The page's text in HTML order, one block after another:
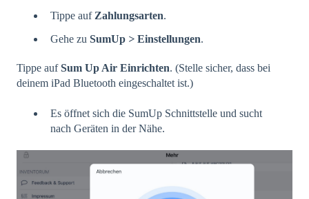
Tippe auf Zahlungsarten.
Gehe zu SumUp > Einstellungen.
Tippe aufSum Up Air Einrichten. (Stelle sicher, dass bei
deinem iPad Bluetooth eingeschaltet ist.)
Es öffnet sich die SumUp Schnittstelle und sucht
nach Geräten in der Nähe.